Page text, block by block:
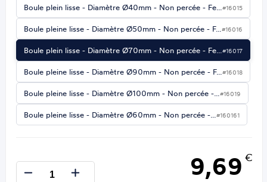
Boule plein lisse - Diamètre Ø40mm - Non percée - Fe…#16015
Boule pleine lisse - Diamètre Ø50mm - Non percée - F…#16016
Boule plein lisse - Diamètre Ø70mm - Non percée - Fe…#16017
Boule pleine lisse - Diamètre Ø90mm - Non percée - F…#16018
Boule pleine lisse - Diamètre Ø100mm - Non percée -…#16019
Boule pleine lisse - Diamètre Ø60mm - Non percée -…#160161
9,69 €